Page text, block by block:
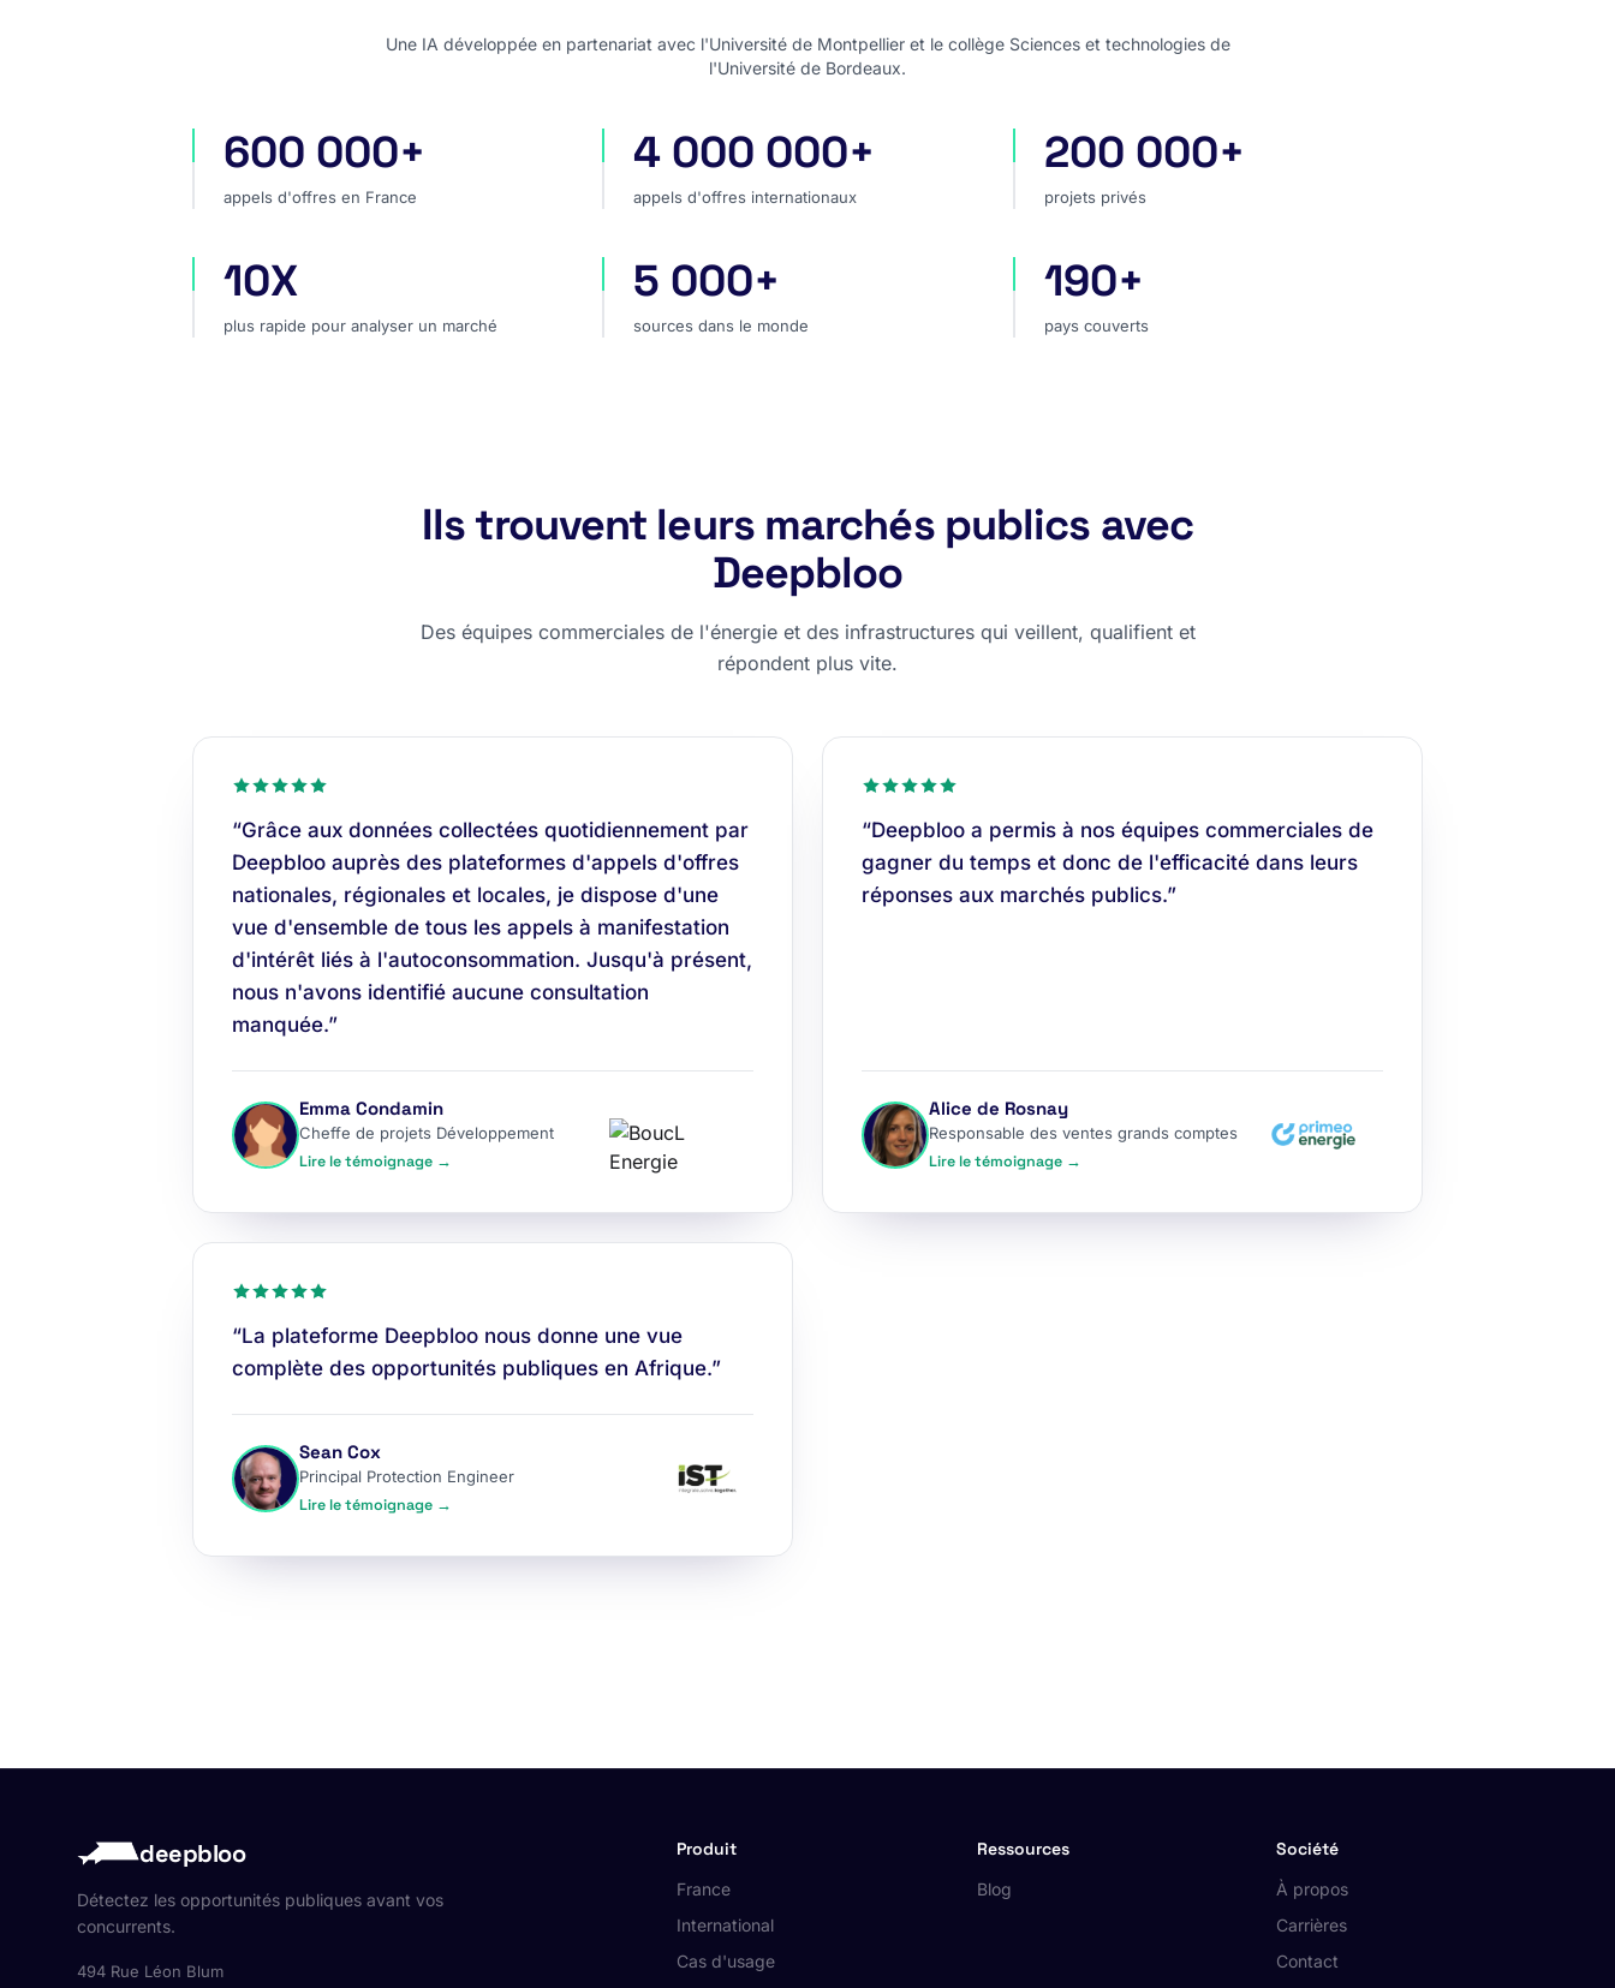
Une IA développée en partenariat avec l'Université de Montpellier et le collège Sciences et technologies de
l'Université de Bordeaux.
appels d'offres en France
600 000+
appels d'offres en France
appels d'offres internationaux
4 000 000+
appels d'offres internationaux
projets privés
200 000+
projets privés
plus rapide pour analyser un marché
10X
plus rapide pour analyser un marché
sources dans le monde
5 000+
sources dans le monde
pays couverts
190+
pays couverts
Ils trouvent leurs marchés publics avec
Deepbloo
Des équipes commerciales de l'énergie et des infrastructures qui veillent, qualifient et
répondent plus vite.
“Grâce aux données collectées quotidiennement par
Deepbloo auprès des plateformes d'appels d'offres
nationales, régionales et locales, je dispose d'une
vue d'ensemble de tous les appels à manifestation
d'intérêt liés à l'autoconsommation. Jusqu'à présent,
nous n'avons identifié aucune consultation
manquée.”
Emma Condamin
Cheffe de projets Développement
Lire le témoignage →
“Deepbloo a permis à nos équipes commerciales de
gagner du temps et donc de l'efficacité dans leurs
réponses aux marchés publics.”
Alice de Rosnay
Responsable des ventes grands comptes
Lire le témoignage →
“La plateforme Deepbloo nous donne une vue
complète des opportunités publiques en Afrique.”
Sean Cox
Principal Protection Engineer
Lire le témoignage →
deepbloo
Détectez les opportunités publiques avant vos
concurrents.
494 Rue Léon Blum
Produit
France
International
Cas d'usage
Ressources
Blog
Société
À propos
Carrières
Contact